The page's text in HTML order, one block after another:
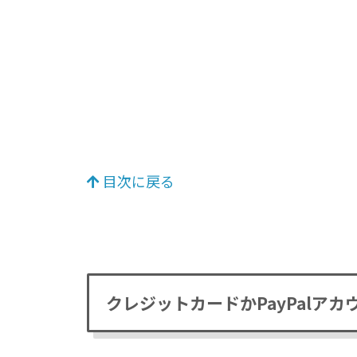
目次に戻る
クレジットカードかPayPalアカ